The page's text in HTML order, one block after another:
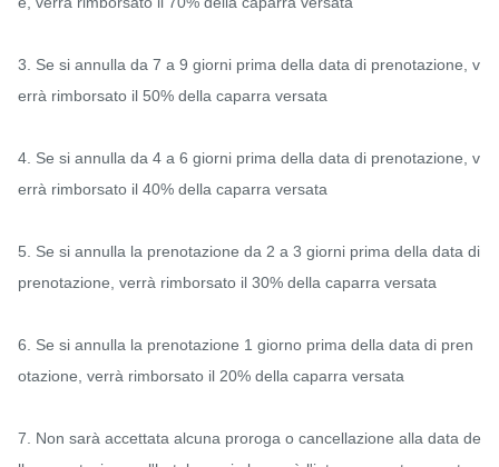
3. Se si annulla da 7 a 9 giorni prima della data di prenotazione, v
errà rimborsato il 50% della caparra versata
4. Se si annulla da 4 a 6 giorni prima della data di prenotazione, v
errà rimborsato il 40% della caparra versata
5. Se si annulla la prenotazione da 2 a 3 giorni prima della data di
prenotazione, verrà rimborsato il 30% della caparra versata
6. Se si annulla la prenotazione 1 giorno prima della data di pren
otazione, verrà rimborsato il 20% della caparra versata
7. Non sarà accettata alcuna proroga o cancellazione alla data de